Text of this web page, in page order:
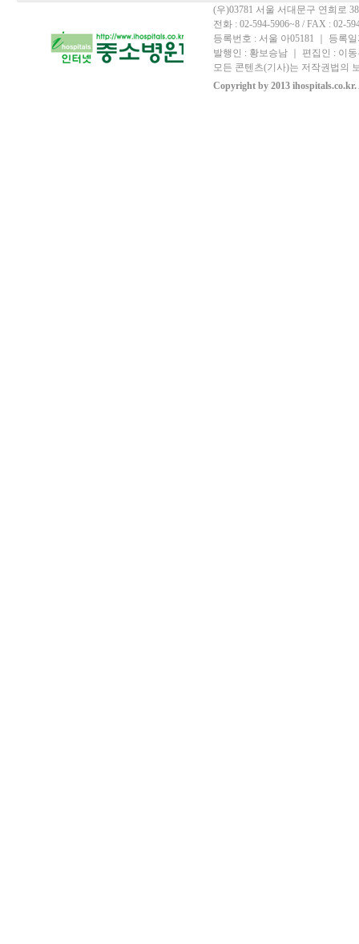
(우)03781 서울 서대문구 연희로
전화 : 02-594-5906~8 / FAX : 02-
등록번호 : 서울 아05181 ｜ 등록
발행인 : 황보승남 ｜ 편집인 : 이
모든 콘텐츠(기사)는 저작권법의
Copyright by 2013 ihospitals.co.kr.